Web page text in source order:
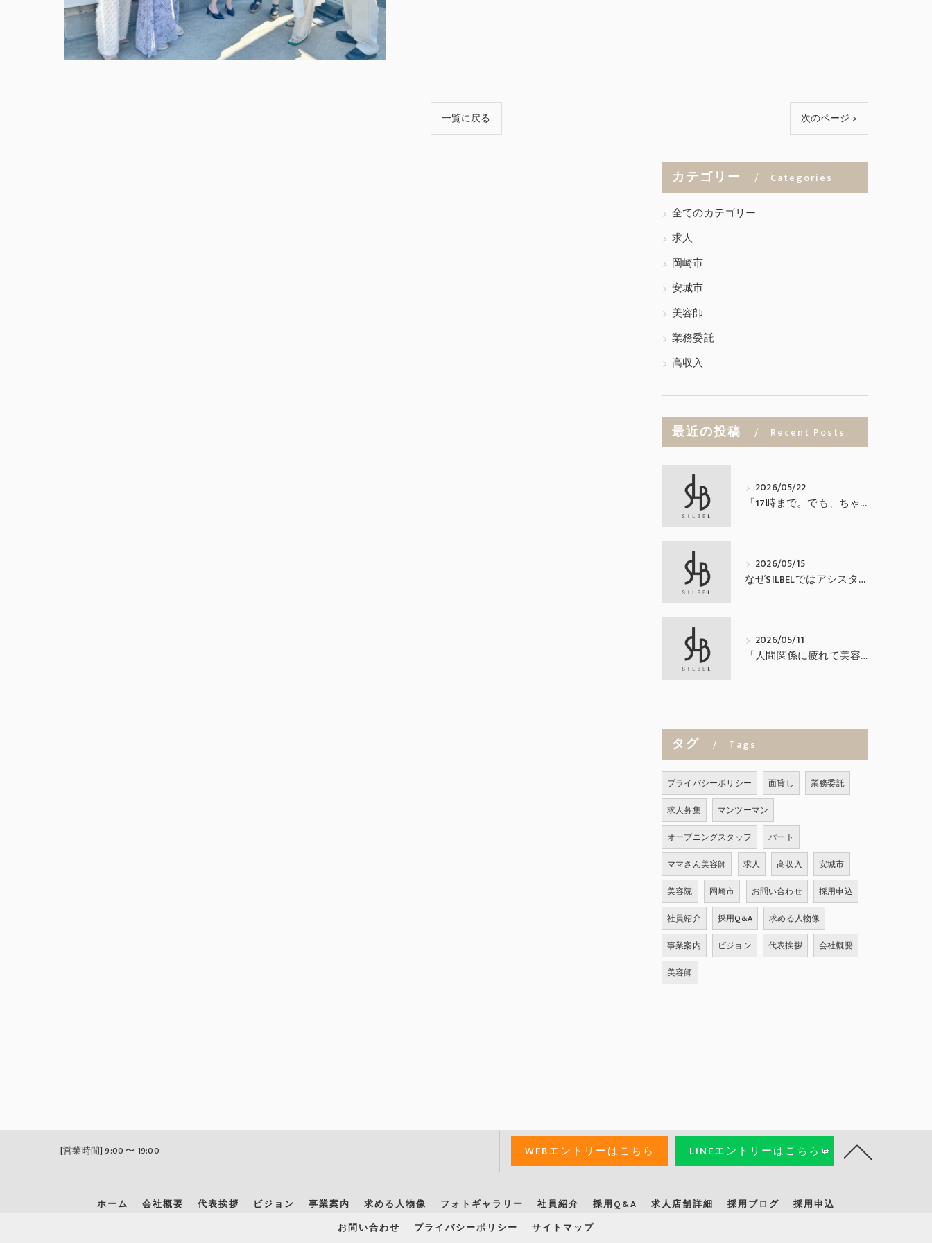
一覧に戻る 次のページ >
カテゴリー Categories
全てのカテゴリー
求人
岡崎市
安城市
美容師
業務委託
高収入
最近の投稿 Recent Posts
2026/05/22
「17時まで。でも、ちゃんと稼げる業務委託。」
2026/05/15
なぜSILBELではアシスタントを置かないのか
2026/05/11
「人間関係に疲れて美容師を辞めたくなった方へ」
タグ Tags
プライバシーポリシー 面貸し
業務委託
求人募集
マンツーマン
オープニングスタッフ
パート
ママさん美容師
求人 高収入
安城市
美容院
岡崎市 お問い合わせ
採用申込
社員紹介
採用Q&A
求める人物像
事業案内
ビジョン 代表挨拶
会社概要
美容師
[営業時間] 9:00 〜 19:00 WEBエントリーはこちら LINEエントリーはこちら
ホーム 会社概要 代表挨拶 ビジョン 事業案内 求める人物像 フォトギャラリー 社員紹介 採用Q&A 求人店舗詳細 採用ブログ
採用申込
お問い合わせ
プライバシーポリシー サイトマップ